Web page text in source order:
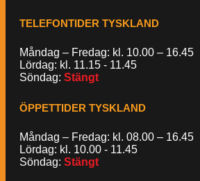
TELEFONTIDER TYSKLAND
Måndag – Fredag: kl. 10.00 – 16.45
Lördag: kl. 11.15 - 11.45
Söndag: Stängt
ÖPPETTIDER TYSKLAND
Måndag – Fredag: kl. 08.00 – 16.45
Lördag: kl. 10.00 - 11.45
Söndag: Stängt